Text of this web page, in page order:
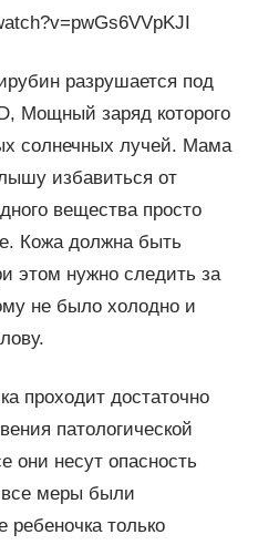
разрушается под
Мощный заряд которого
солнечных лучей. Мама
избавиться от
вещества просто
Кожа должна быть
этом нужно следить за
не было холодно и
проходит достаточно
патологической
они несут опасность
меры были
ребеночка только